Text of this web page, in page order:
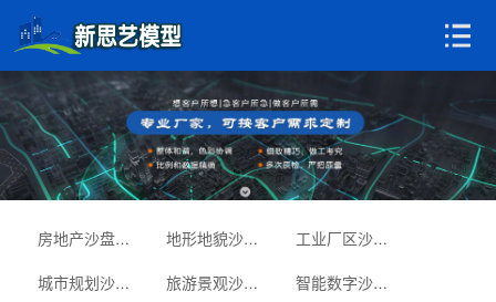
房地产沙盘模型 地形地貌沙盘 工业厂区沙盘
城市规划沙盘 旅游景观沙盘 智能数字沙盘